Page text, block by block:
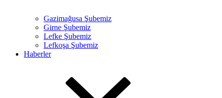
Gazimağusa Şubemiz
Girne Şubemiz
Lefke Şubemiz
Lefkoşa Şubemiz
Haberler